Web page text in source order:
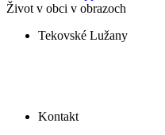
Život v obci v obrazoch
Tekovské Lužany
Kontakt